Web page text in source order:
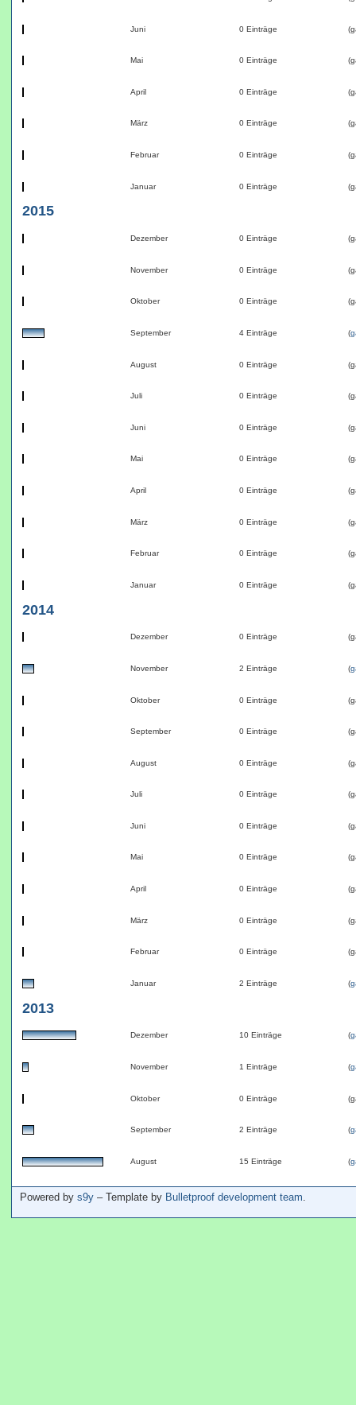
Juni 0 Einträge
Mai 0 Einträge
April 0 Einträge
März 0 Einträge
Februar 0 Einträge
Januar 0 Einträge
2015
Dezember 0 Einträge
November 0 Einträge
Oktober 0 Einträge
September 4 Einträge (
August 0 Einträge
Juli 0 Einträge
Juni 0 Einträge
Mai 0 Einträge
April 0 Einträge
März 0 Einträge
Februar 0 Einträge
Januar 0 Einträge
2014
Dezember 0 Einträge
November 2 Einträge (
Oktober 0 Einträge
September 0 Einträge
August 0 Einträge
Juli 0 Einträge
Juni 0 Einträge
Mai 0 Einträge
April 0 Einträge
März 0 Einträge
Februar 0 Einträge
Januar 2 Einträge (
2013
Dezember 10 Einträge (
November 1 Einträge (
Oktober 0 Einträge
September 2 Einträge (
August 15 Einträge (
Powered by s9y – Template by Bulletproof development team